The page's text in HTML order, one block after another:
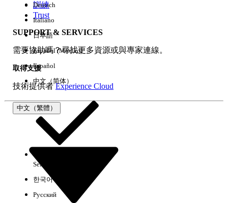
訓練
Trust
SUPPORT & SERVICES
需要協助嗎？尋找更多資源或與專家連線。
取得支援
技術提供者Experience Cloud
中文（繁體）
Deutsch
Italiano
日本語
Español (México)
Español
中文（简体）
Select Org
한국어
Русский